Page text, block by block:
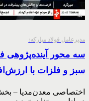
مدیرعامل فولاد مبارکه:
سه محور آینده‌پژوهی
سبز و فلزات با
اختصاصی معدن‌مدیا –